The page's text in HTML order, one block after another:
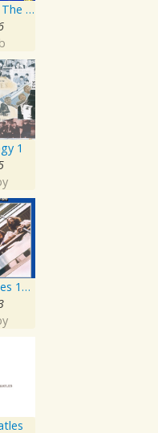
Karaoke - The Beatles 2
1
The Beatles 1967 - 1970